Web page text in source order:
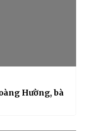
Hường, bà